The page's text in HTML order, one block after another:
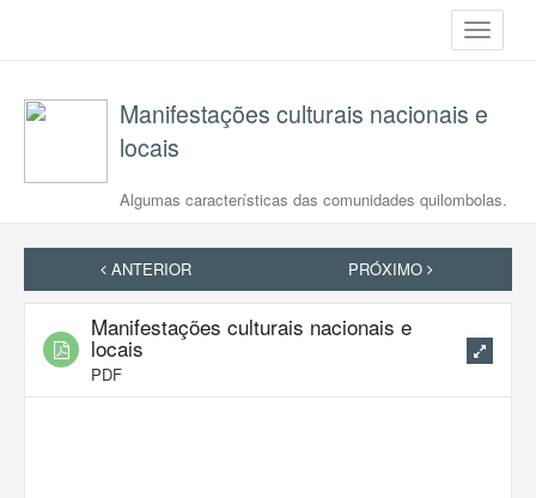
Toggle
Manifestações culturais nacionais e
locais
Algumas características das comunidades quilombolas.
ANTERIOR PRÓXIMO
Manifestações culturais nacionais e
locais
PDF